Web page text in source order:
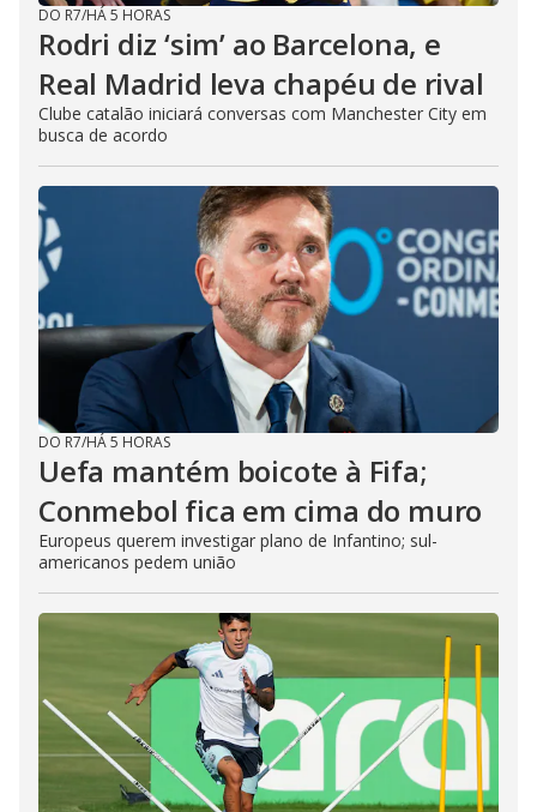
DO R7/HÁ 5 HORAS
Rodri diz ‘sim’ ao Barcelona, e
Real Madrid leva chapéu de rival
Clube catalão iniciará conversas com Manchester City em
busca de acordo
DO R7/HÁ 5 HORAS
Uefa mantém boicote à Fifa;
Conmebol fica em cima do muro
Europeus querem investigar plano de Infantino; sul-
americanos pedem união